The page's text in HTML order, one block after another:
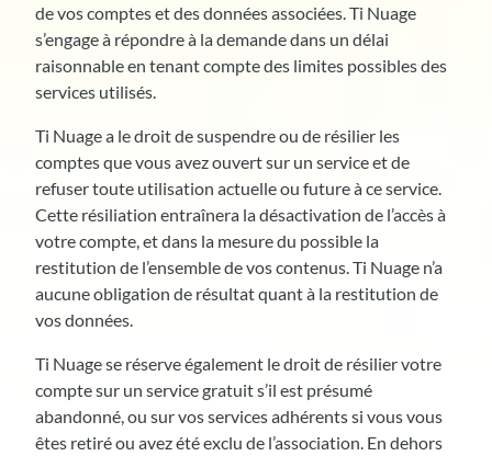
de vos comptes et des données associées. Ti Nuage
s’engage à répondre à la demande dans un délai
raisonnable en tenant compte des limites possibles des
services utilisés.
Ti Nuage a le droit de suspendre ou de résilier les
comptes que vous avez ouvert sur un service et de
refuser toute utilisation actuelle ou future à ce service.
Cette résiliation entraînera la désactivation de l’accès à
votre compte, et dans la mesure du possible la
restitution de l’ensemble de vos contenus. Ti Nuage n’a
aucune obligation de résultat quant à la restitution de
vos données.
Ti Nuage se réserve également le droit de résilier votre
compte sur un service gratuit s’il est présumé
abandonné, ou sur vos services adhérents si vous vous
êtes retiré ou avez été exclu de l’association. En dehors